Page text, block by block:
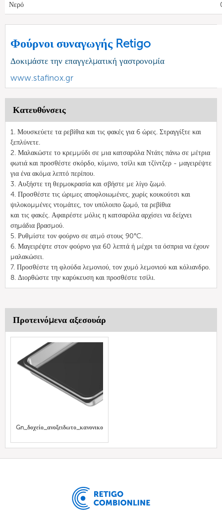
Νερό
Φούρνοι συναγωγής Retigo
Δοκιμάστε την επαγγελματική γαστρονομία
www.stafinox.gr
Κατευθύνσεις
1. Μουσκεύετε τα ρεβίθια και τις φακές για 6 ώρες. Στραγγίξτε και
ξεπλύνετε.
2. Μαλακώστε το κρεμμύδι σε μια κατσαρόλα Ντάτς πάνω σε μέτρια
φωτιά και προσθέστε σκόρδο, κύμινο, τσίλι και τζίντζερ - μαγειρέψτε
για ένα ακόμα λεπτό περίπου.
3. Αυξήστε τη θερμοκρασία και σβήστε με λίγο ζωμό.
4. Προσθέστε τις ώριμες αποφλοιωμένες, χωρίς κουκούτσι και
ψιλοκομμένες ντομάτες, τον υπόλοιπο ζωμό, τα ρεβίθια
και τις φακές. Αφαιρέστε μόλις η κατσαρόλα αρχίσει να δείχνει
σημάδια βρασμού.
5. Ρυθμίστε τον φούρνο σε ατμό στους 90°C.
6. Μαγειρέψτε στον φούρνο για 60 λεπτά ή μέχρι τα όσπρια να έχουν
μαλακώσει.
7. Προσθέστε τη φλούδα λεμονιού, τον χυμό λεμονιού και κόλιανδρο.
8. Διορθώστε την καρύκευση και προσθέστε τσίλι.
Προτεινόμενα αξεσουάρ
Gn_δοχείο_ανοξειδωτο_κανονικο